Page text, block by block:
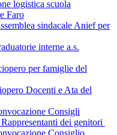
logistica scuola
Faro
sindacale Anief per
interne a.s.
per famiglie del
Docenti e Ata del
Consigli
dei genitori